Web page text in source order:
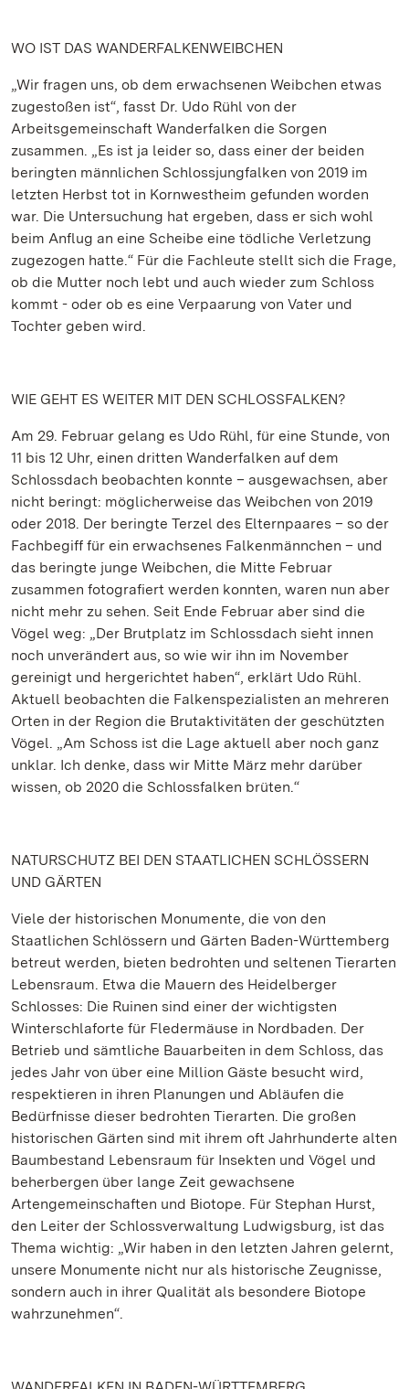
WO IST DAS WANDERFALKENWEIBCHEN
„Wir fragen uns, ob dem erwachsenen Weibchen etwas
zugestoßen ist“, fasst Dr. Udo Rühl von der
Arbeitsgemeinschaft Wanderfalken die Sorgen
zusammen. „Es ist ja leider so, dass einer der beiden
beringten männlichen Schlossjungfalken von 2019 im
letzten Herbst tot in Kornwestheim gefunden worden
war. Die Untersuchung hat ergeben, dass er sich wohl
beim Anflug an eine Scheibe eine tödliche Verletzung
zugezogen hatte.“ Für die Fachleute stellt sich die Frage,
ob die Mutter noch lebt und auch wieder zum Schloss
kommt - oder ob es eine Verpaarung von Vater und
Tochter geben wird.
WIE GEHT ES WEITER MIT DEN SCHLOSSFALKEN?
Am 29. Februar gelang es Udo Rühl, für eine Stunde, von
11 bis 12 Uhr, einen dritten Wanderfalken auf dem
Schlossdach beobachten konnte – ausgewachsen, aber
nicht beringt: möglicherweise das Weibchen von 2019
oder 2018. Der beringte Terzel des Elternpaares – so der
Fachbegiff für ein erwachsenes Falkenmännchen – und
das beringte junge Weibchen, die Mitte Februar
zusammen fotografiert werden konnten, waren nun aber
nicht mehr zu sehen. Seit Ende Februar aber sind die
Vögel weg: „Der Brutplatz im Schlossdach sieht innen
noch unverändert aus, so wie wir ihn im November
gereinigt und hergerichtet haben“, erklärt Udo Rühl.
Aktuell beobachten die Falkenspezialisten an mehreren
Orten in der Region die Brutaktivitäten der geschützten
Vögel. „Am Schoss ist die Lage aktuell aber noch ganz
unklar. Ich denke, dass wir Mitte März mehr darüber
wissen, ob 2020 die Schlossfalken brüten.“
NATURSCHUTZ BEI DEN STAATLICHEN SCHLÖSSERN
UND GÄRTEN
Viele der historischen Monumente, die von den
Staatlichen Schlössern und Gärten Baden-Württemberg
betreut werden, bieten bedrohten und seltenen Tierarten
Lebensraum. Etwa die Mauern des Heidelberger
Schlosses: Die Ruinen sind einer der wichtigsten
Winterschlaforte für Fledermäuse in Nordbaden. Der
Betrieb und sämtliche Bauarbeiten in dem Schloss, das
jedes Jahr von über eine Million Gäste besucht wird,
respektieren in ihren Planungen und Abläufen die
Bedürfnisse dieser bedrohten Tierarten. Die großen
historischen Gärten sind mit ihrem oft Jahrhunderte alten
Baumbestand Lebensraum für Insekten und Vögel und
beherbergen über lange Zeit gewachsene
Artengemeinschaften und Biotope. Für Stephan Hurst,
den Leiter der Schlossverwaltung Ludwigsburg, ist das
Thema wichtig: „Wir haben in den letzten Jahren gelernt,
unsere Monumente nicht nur als historische Zeugnisse,
sondern auch in ihrer Qualität als besondere Biotope
wahrzunehmen“.